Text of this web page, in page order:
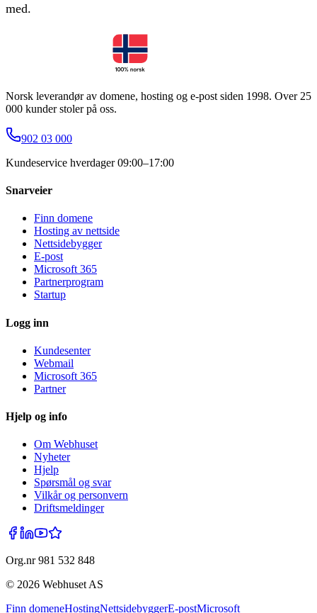
med.
Norsk leverandør av domene, hosting og e-post siden 1998. Over 25
000 kunder stoler på oss.
902 03 000
Kundeservice hverdager 09:00–17:00
Snarveier
Finn domene
Hosting av nettside
Nettsidebygger
E-post
Microsoft 365
Partnerprogram
Startup
Logg inn
Kundesenter
Webmail
Microsoft 365
Partner
Hjelp og info
Om Webhuset
Nyheter
Hjelp
Spørsmål og svar
Vilkår og personvern
Driftsmeldinger
Org.nr 981 532 848
© 2026 Webhuset AS
Finn domeneHostingNettsidebyggerE-postMicrosoft